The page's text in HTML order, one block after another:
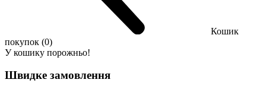
Кошик
покупок (0)
У кошику порожньо!
Швидке замовлення